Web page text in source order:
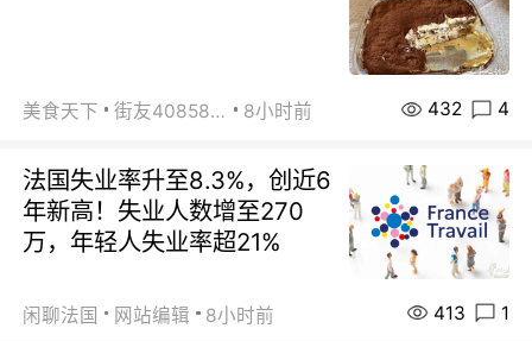
美食天下 街友40858442 8小时前 432 4
法国失业率升至8.3%，创近6
年新高！失业人数增至270
万，年轻人失业率超21%
闲聊法国 网站编辑 8小时前 413 1